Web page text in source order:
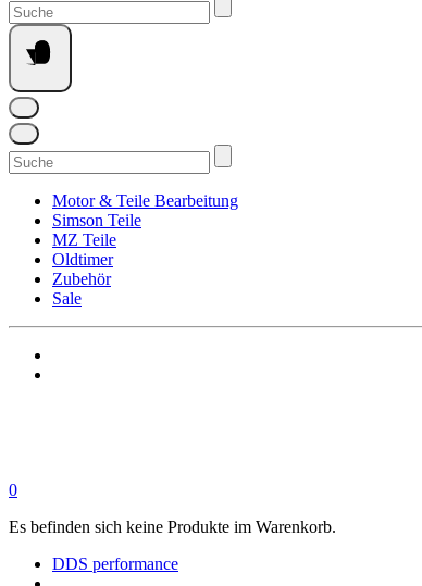
nach:
Suchen
nach:
Motor & Teile Bearbeitung
Simson Teile
MZ Teile
Oldtimer
Zubehör
Sale
0
Es befinden sich keine Produkte im Warenkorb.
DDS performance